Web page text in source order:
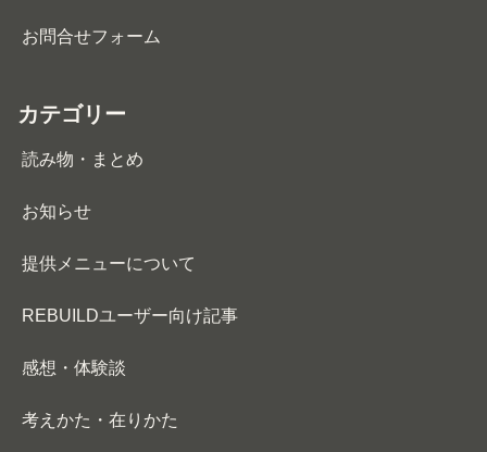
お問合せフォーム
カテゴリー
読み物・まとめ
お知らせ
提供メニューについて
REBUILDユーザー向け記事
感想・体験談
考えかた・在りかた